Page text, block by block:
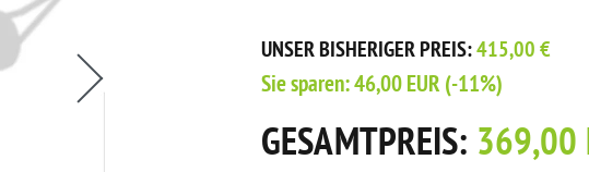
UNSER BISHERIGER PREIS:415,00 €
Sie sparen:46,00 EUR(-11%)
GESAMTPREIS: 369,00
Flasche Rain-X Regenabweiser!